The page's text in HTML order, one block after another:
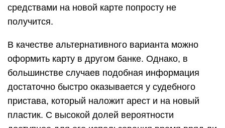
средствами на новой карте попросту не
получится.
В качестве альтернативного варианта можно
оформить карту в другом банке. Однако, в
большинстве случаев подобная информация
достаточно быстро оказывается у судебного
пристава, который наложит арест и на новый
пластик. С высокой долей вероятности